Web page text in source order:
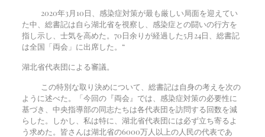
2020年3月10日、感染症対策が最も厳しい局面を迎えてい
た中、総書記は自ら湖北省を視察し、感染症との闘いの行方を
指し示し、士気を高めた。70日余りが経過した5月24日、総書記
は全国「両会」に出席した。“
湖北省代表団による審議。
この特別な取り決めについて、総書記は自身の考えを次の
ように述べた。「今回の『両会』では、感染症対策の必要性に
基づき、中央指導部の同志たちは各代表団を訪問する回数を減
らした。しかし、私は特に、湖北省代表団には必ず立ち寄るよ
う求めた。皆さんは湖北省の6000万人以上の人民の代表であ